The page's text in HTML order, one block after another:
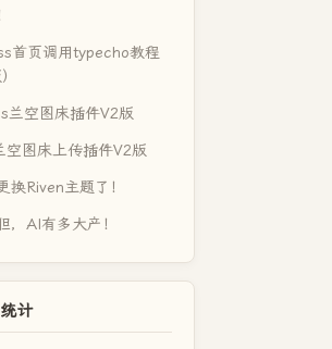
更新的。
python3 python2.7 unzip
首页调用typecho教程
兰空图床插件V2版
图床上传插件V2版
换Riven主题了！
，AI有多大产！
计